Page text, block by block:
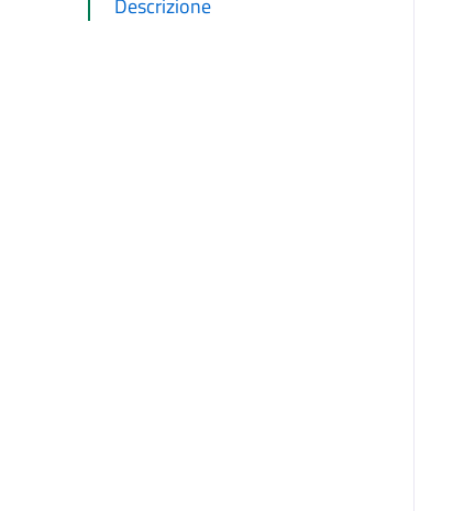
Descrizione